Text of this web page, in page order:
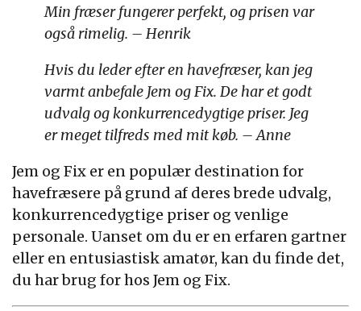
Min fræser fungerer perfekt, og prisen var
også rimelig. – Henrik
Hvis du leder efter en havefræser, kan jeg
varmt anbefale Jem og Fix. De har et godt
udvalg og konkurrencedygtige priser. Jeg
er meget tilfreds med mit køb. – Anne
Jem og Fix er en populær destination for
havefræsere på grund af deres brede udvalg,
konkurrencedygtige priser og venlige
personale. Uanset om du er en erfaren gartner
eller en entusiastisk amatør, kan du finde det,
du har brug for hos Jem og Fix.